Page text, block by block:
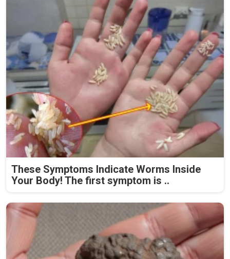
These Symptoms Indicate Worms Inside
Your Body! The first symptom is ..